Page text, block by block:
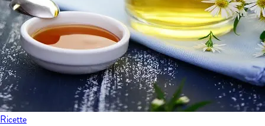
Ricette